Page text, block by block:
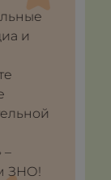
и
ЗНО!